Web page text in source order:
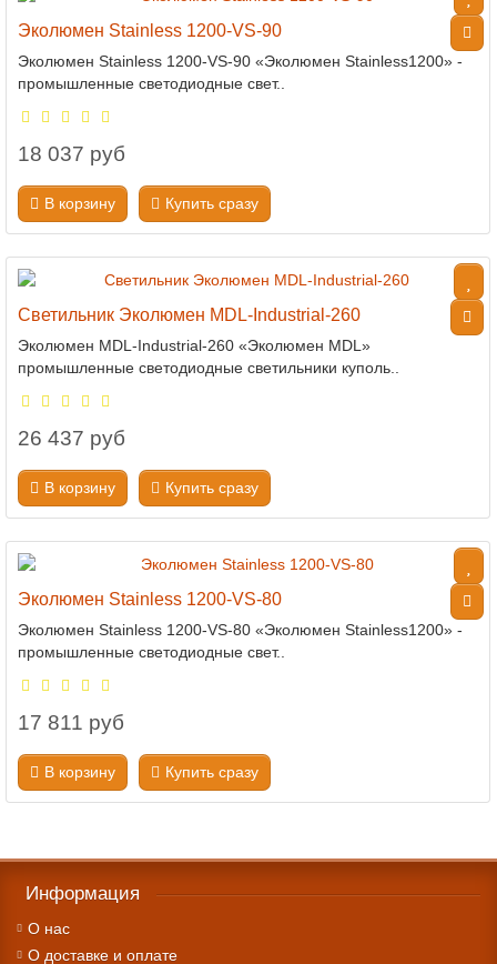
Эколюмен Stainless 1200-VS-90
Эколюмен Stainless 1200-VS-90 «Эколюмен Stainless1200» -
промышленные светодиодные свет..
18 037 руб
В корзину Купить сразу
Светильник Эколюмен MDL-Industrial-260
Эколюмен MDL-Industrial-260 «Эколюмен MDL»
промышленные светодиодные светильники куполь..
26 437 руб
В корзину Купить сразу
Эколюмен Stainless 1200-VS-80
Эколюмен Stainless 1200-VS-80 «Эколюмен Stainless1200» -
промышленные светодиодные свет..
17 811 руб
В корзину Купить сразу
Информация
О нас
О доставке и оплате